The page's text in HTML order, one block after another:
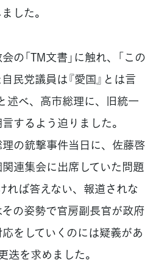
した。
「TM文書」に触れ、「この
民党議員は『愛国』とは言
述べ、高市総理に、旧統一
するよう迫りました。
の銃撃事件当日に、佐藤啓
連集会に出席していた問題
れば答えない、報道されな
の姿勢で官房副長官が政府
をしていくのには疑義があ
迭を求めました。